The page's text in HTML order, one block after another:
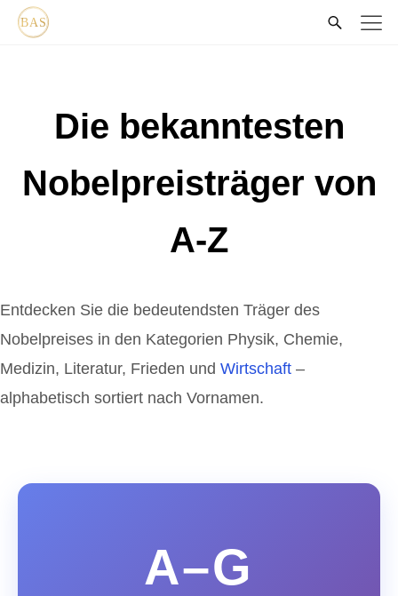
Die bekanntesten
Nobelpreisträger von
A-Z
Entdecken Sie die bedeutendsten Träger des
Nobelpreises in den Kategorien Physik, Chemie,
Medizin, Literatur, Frieden und Wirtschaft –
alphabetisch sortiert nach Vornamen.
A–G